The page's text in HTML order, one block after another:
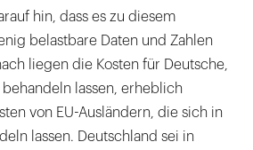
hin, dass es zu diesem
belastbare Daten und Zahlen
liegen die Kosten für Deutsche,
lassen, erheblich
von EU-Ausländern, die sich in
lassen. Deutschland sei in